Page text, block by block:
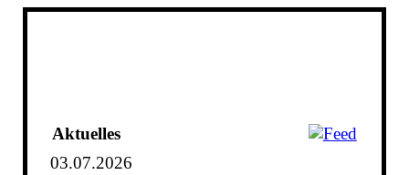
Aktuelles
03.07.2026